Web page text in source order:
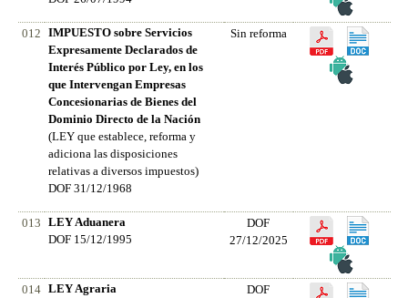
012
IMPUESTO sobre Servicios
Expresamente Declarados de
Interés Público por Ley, en los
que Intervengan Empresas
Concesionarias de Bienes del
Dominio Directo de la Nación
(LEY que establece, reforma y
adiciona las disposiciones
relativas a diversos impuestos)
DOF 31/12/1968
Sin reforma
013
LEY Aduanera
DOF 15/12/1995
DOF
27/12/2025
014 LEY Agraria
DOF